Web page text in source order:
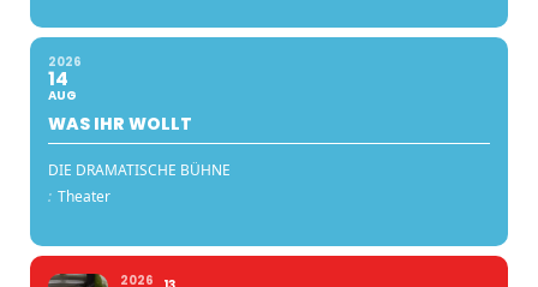
2026
14
AUG
WAS IHR WOLLT
DIE DRAMATISCHE BÜHNE
: Theater
2026